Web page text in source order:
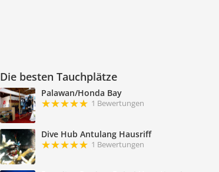
Die besten Tauchplätze
Palawan/Honda Bay
1 Bewertungen
Dive Hub Antulang Hausriff
1 Bewertungen